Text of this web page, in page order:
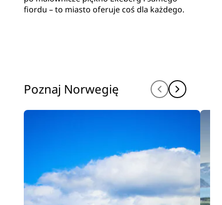
fiordu – to miasto oferuje coś dla każdego.
Poznaj Norwegię